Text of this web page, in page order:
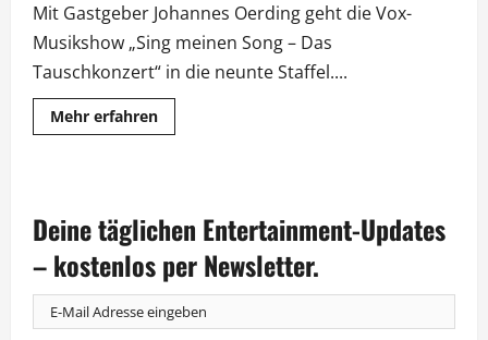
Mit Gastgeber Johannes Oerding geht die Vox-
Musikshow „Sing meinen Song – Das
Tauschkonzert“ in die neunte Staffel....
Mehr erfahrenMehr
Informationen
mit
Songs
Clueso
Deine täglichen Entertainment-Updates
– kostenlos per Newsletter.